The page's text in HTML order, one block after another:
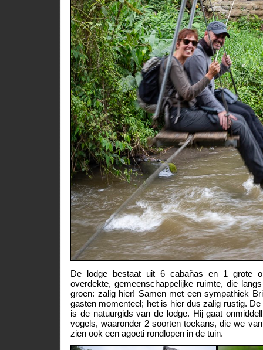
De lodge bestaat uit 6 cabañas en 1 grote
overdekte, gemeenschappelijke ruimte, die
groen: zalig hier! Samen met een sympathiek
gasten momenteel; het is hier dus zalig rustig.
is de natuurgids van de lodge. Hij gaat
vogels, waaronder 2 soorten toekans, die we
zien ook een agoeti rondlopen in de tuin.